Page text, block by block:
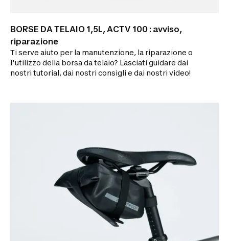
BORSE DA TELAIO 1,5L, ACTV 100 : avviso,
riparazione
Ti serve aiuto per la manutenzione, la riparazione o
l'utilizzo della borsa da telaio? Lasciati guidare dai
nostri tutorial, dai nostri consigli e dai nostri video!